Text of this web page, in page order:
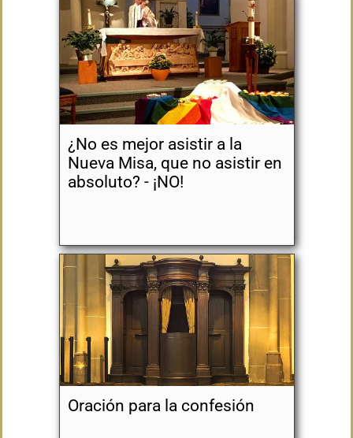
¿No es mejor asistir a la
Nueva Misa, que no asistir en
absoluto? - ¡NO!
Oración para la confesión